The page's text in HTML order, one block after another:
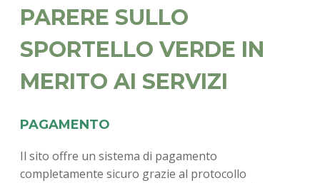
PARERE SULLO
SPORTELLO VERDE IN
MERITO AI SERVIZI
PAGAMENTO
Il sito offre un sistema di pagamento
completamente sicuro grazie al protocollo